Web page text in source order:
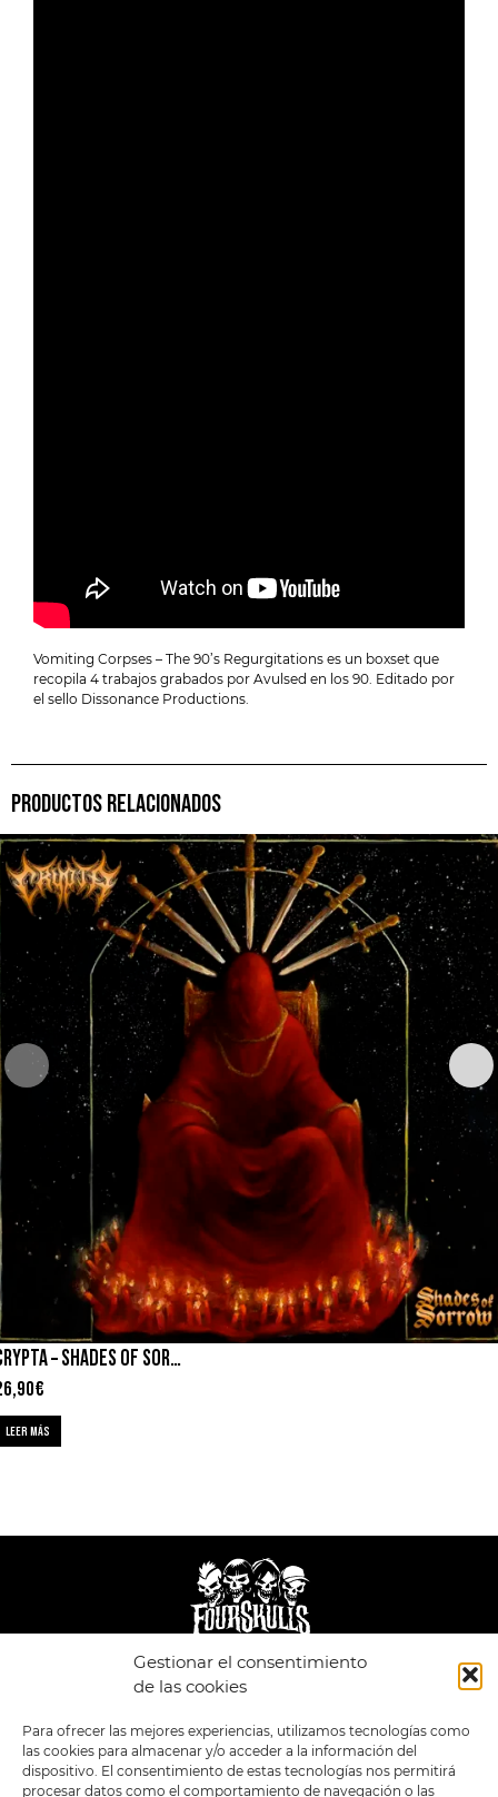
Gestionar el consentimiento
de las cookies
Para ofrecer las mejores experiencias, utilizamos tecnologías como
las cookies para almacenar y/o acceder a la información del
dispositivo. El consentimiento de estas tecnologías nos permitirá
procesar datos como el comportamiento de navegación o las
Vomiting Corpses – The 90’s Regurgitations es un boxset que
recopila 4 trabajos grabados por Avulsed en los 90. Editado por
el sello Dissonance Productions.
PRODUCTOS RELACIONADOS
CRYPTA – SHADES OF SORROW
€
LEER MÁS
PRIVACIDAD
TÉRMINOS Y
CONDICIONES
GENERALES DE LA
FORMATOS
PREVENTAS
OFERTAS
MERCHANDISING